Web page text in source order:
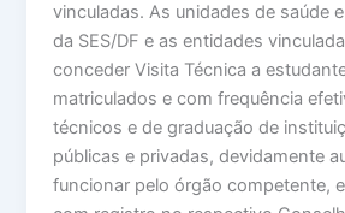
vinculadas. As unidades de saúde
da SES/DF e as entidades
conceder Visita Técnica a
matriculados e com frequência
técnicos e de graduação de
públicas e privadas, devidamente
funcionar pelo órgão competente,